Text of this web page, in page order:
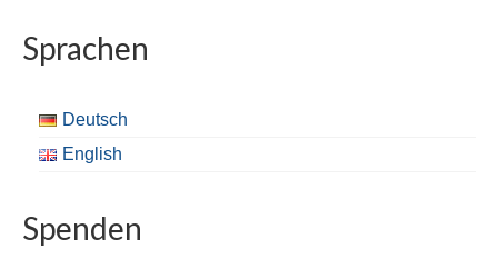
Sprachen
Deutsch
English
Spenden